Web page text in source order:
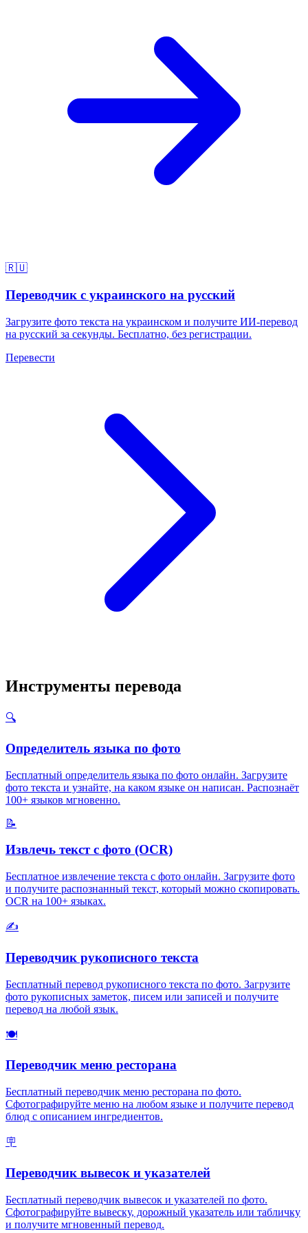
🇷🇺
Переводчик с украинского на русский
Загрузите фото текста на украинском и получите ИИ-перевод
на русский за секунды. Бесплатно, без регистрации.
Перевести
Инструменты перевода
🔍
Определитель языка по фото
Бесплатный определитель языка по фото онлайн. Загрузите
фото текста и узнайте, на каком языке он написан. Распознаёт
100+ языков мгновенно.
📝
Извлечь текст с фото (OCR)
Бесплатное извлечение текста с фото онлайн. Загрузите фото
и получите распознанный текст, который можно скопировать.
OCR на 100+ языках.
✍️
Переводчик рукописного текста
Бесплатный перевод рукописного текста по фото. Загрузите
фото рукописных заметок, писем или записей и получите
перевод на любой язык.
🍽️
Переводчик меню ресторана
Бесплатный переводчик меню ресторана по фото.
Сфотографируйте меню на любом языке и получите перевод
блюд с описанием ингредиентов.
🪧
Переводчик вывесок и указателей
Бесплатный переводчик вывесок и указателей по фото.
Сфотографируйте вывеску, дорожный указатель или табличку
и получите мгновенный перевод.